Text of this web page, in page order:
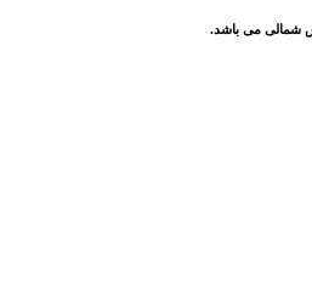
شمالی می باشد.